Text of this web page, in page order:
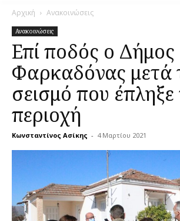
Αρχική Ανακοινώσεις
Ανακοινώσεις
Επί ποδός ο Δήμος
Φαρκαδόνας μετά
σεισμό που έπληξε
περιοχή
Κωνσταντίνος Ασίκης - 4 Μαρτίου 2021